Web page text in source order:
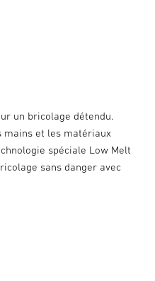
un bricolage détendu.
mains et les matériaux
spéciale Low Melt
sans danger avec